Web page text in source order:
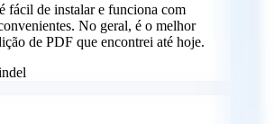
é fácil de instalar e funciona com
No geral, é o melhor
de PDF que encontrei até hoje.